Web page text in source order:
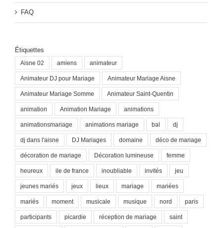
FAQ
Étiquettes
Aisne 02 amiens animateur
Animateur DJ pour Mariage Animateur Mariage Aisne
Animateur Mariage Somme Animateur Saint-Quentin
animation Animation Mariage animations
animationsmariage animations mariage bal dj
dj dans l'aisne DJ Mariages domaine déco de mariage
décoration de mariage Décoration lumineuse femme
heureux ile de france inoubliable invités jeu
jeunes mariés jeux lieux mariage mariées
mariés moment musicale musique nord paris
participants picardie réception de mariage saint